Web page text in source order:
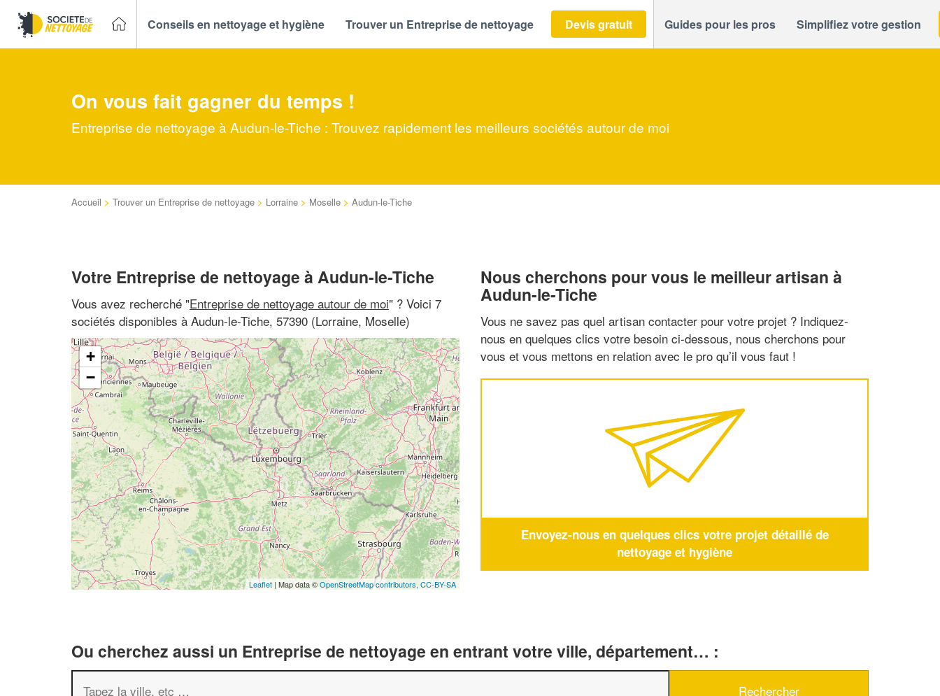
Conseils en nettoyage et hygiène Trouver un Entreprise de nettoyage Devis gratuit Guides pour les pros Simplifiez votre gestion
On vous fait gagner du temps !
Entreprise de nettoyage à Audun-le-Tiche : Trouvez rapidement les meilleurs sociétés autour de moi
Accueil > Trouver un Entreprise de nettoyage > Lorraine > Moselle > Audun-le-Tiche
Votre Entreprise de nettoyage à Audun-le-Tiche
Vous avez recherché "Entreprise de nettoyage autour de moi" ? Voici 7
sociétés disponibles à Audun-le-Tiche, 57390 (Lorraine, Moselle)
+
−
Leaflet | Map data ©OpenStreetMap contributors, CC-BY-SA
Nous cherchons pour vous le meilleur artisan à
Audun-le-Tiche
Vous ne savez pas quel artisan contacter pour votre projet ? Indiquez-
nous en quelques clics votre besoin ci-dessous, nous cherchons pour
vous et vous mettons en relation avec le pro qu’il vous faut !
Envoyez-nous en quelques clics votre projet détaillé de
nettoyage et hygiène
Ou cherchez aussi un Entreprise de nettoyage en entrant votre ville, département… :